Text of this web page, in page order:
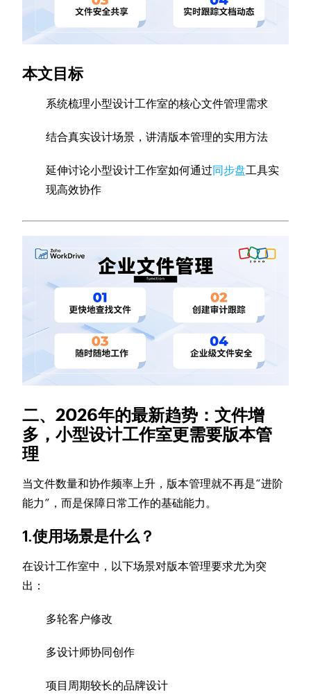
本文目标
系统梳理小型设计工作室的核心文件管理需求
结合真实设计场景，讲清版本管理的实用方法
延伸讨论小型设计工作室如何通过同步盘工具实
现高效协作
二、2026年的最新趋势：文件增
多，小型设计工作室更需要版本管
理
当文件数量和协作频率上升，版本管理就不再是“进阶
能力”，而是保障日常工作的基础能力。
1.使用场景是什么？
在设计工作室中，以下场景对版本管理要求尤为突
出：
多轮客户修改
多设计师协同创作
项目周期较长的品牌设计